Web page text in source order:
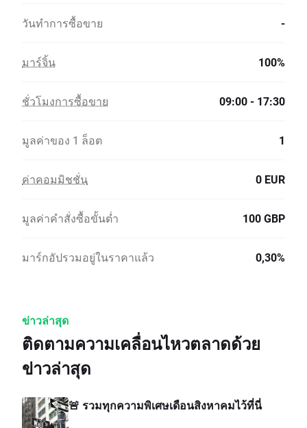
วันทำการซื้อขาย -
มาร์จิ้น 100%
ชั่วโมงการซื้อขาย 09:00 - 17:30
มูลค่าของ 1 ล็อต 1
ค่าคอมมิชชั่น 0 EUR
มูลค่าคำสั่งซื้อขั้นต่ำ 100 GBP
มาร์กอัปรวมอยู่ในราคาแล้ว 0,30%
ข่าวล่าสุด
ติดตามความเคลื่อนไหวตลาดด้วย
ข่าวล่าสุด
🚨 รวมทุกความพิเศษเดือนสิงหาคมไว้ที่นี่